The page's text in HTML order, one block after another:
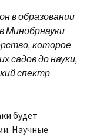
в образовании
Минобрнауки
которое
садов до науки,
спектр
будет
Научные